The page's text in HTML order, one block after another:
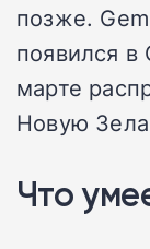
позже.
появился
марте
Новую
Что